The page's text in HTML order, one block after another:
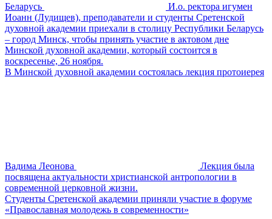
Беларусь
И.о. ректора игумен
Иоанн (Лудищев), преподаватели и студенты Сретенской
духовной академии приехали в столицу Республики Беларусь
– город Минск, чтобы принять участие в актовом дне
Минской духовной академии, который состоится в
воскресенье, 26 ноября.
В Минской духовной академии состоялась лекция протоиерея
Вадима Леонова
Лекция была
посвящена актуальности христианской антропологии в
современной церковной жизни.
Студенты Сретенской академии приняли участие в форуме
«Православная молодежь в современности»